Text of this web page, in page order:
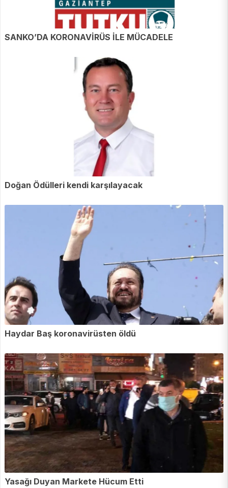
SANKO’DA KORONAVİRÜS İLE MÜCADELE
Doğan Ödülleri kendi karşılayacak
Haydar Baş koronavirüsten öldü
Yasağı Duyan Markete Hücum Etti